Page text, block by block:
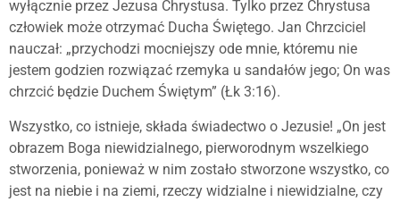
wyłącznie przez Jezusa Chrystusa. Tylko przez Chrystusa
człowiek może otrzymać Ducha Świętego. Jan Chrzciciel
nauczał: „przychodzi mocniejszy ode mnie, któremu nie
jestem godzien rozwiązać rzemyka u sandałów jego; On was
chrzcić będzie Duchem Świętym” (Łk 3:16).
Wszystko, co istnieje, składa świadectwo o Jezusie! „On jest
obrazem Boga niewidzialnego, pierworodnym wszelkiego
stworzenia, ponieważ w nim zostało stworzone wszystko, co
jest na niebie i na ziemi, rzeczy widzialne i niewidzialne, czy